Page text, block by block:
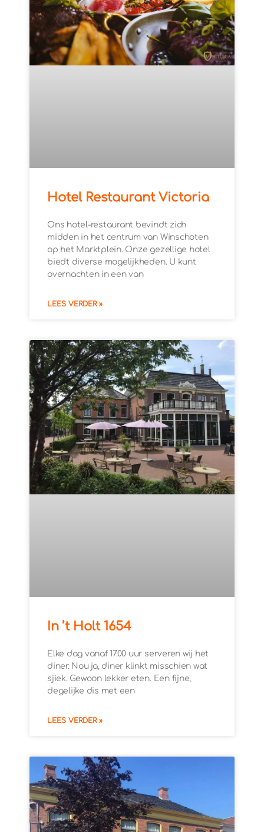
Hotel Restaurant Victoria
Ons hotel-restaurant bevindt zich
midden in het centrum van Winschoten
op het Marktplein. Onze gezellige hotel
biedt diverse mogelijkheden. U kunt
overnachten in een van
LEES VERDER »
In ’t Holt 1654
Elke dag vanaf 17.00 uur serveren wij het
diner. Nou ja, diner klinkt misschien wat
sjiek. Gewoon lekker eten. Een fijne,
degelijke dis met een
LEES VERDER »